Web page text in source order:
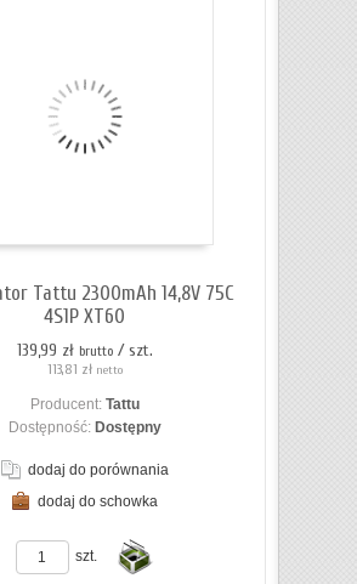
Tattu 2300mAh 14,8V 75C
4S1P XT60
139,99 zł brutto / szt.
113,81 zł netto
Producent: Tattu
Dostępność: Dostępny
dodaj do porównania
dodaj do schowka
szt.